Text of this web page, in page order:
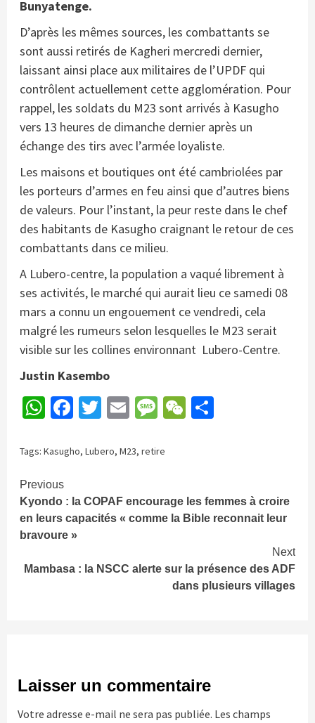
Bunyatenge.
D’après les mêmes sources, les combattants se
sont aussi retirés de Kagheri mercredi dernier,
laissant ainsi place aux militaires de l’UPDF qui
contrôlent actuellement cette agglomération. Pour
rappel, les soldats du M23 sont arrivés à Kasugho
vers 13 heures de dimanche dernier après un
échange des tirs avec l’armée loyaliste.
Les maisons et boutiques ont été cambriolées par
les porteurs d’armes en feu ainsi que d’autres biens
de valeurs. Pour l’instant, la peur reste dans le chef
des habitants de Kasugho craignant le retour de ces
combattants dans ce milieu.
A Lubero-centre, la population a vaqué librement à
ses activités, le marché qui aurait lieu ce samedi 08
mars a connu un engouement ce vendredi, cela
malgré les rumeurs selon lesquelles le M23 serait
visible sur les collines environnant Lubero-Centre.
Justin Kasembo
WhatsApp
Facebook
Twitter
EmailMessage
WeChat
Tags: Kasugho, Lubero, M23, retire
Continue
Reading
Previous
Kyondo : la COPAF encourage les femmes à croire
en leurs capacités « comme la Bible reconnait leur
bravoure »
Next
Mambasa : la NSCC alerte sur la présence des ADF
dans plusieurs villages
Laisser un commentaire
Votre adresse e-mail ne sera pas publiée. Les champs